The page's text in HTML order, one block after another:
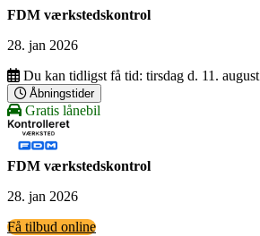
FDM værkstedskontrol
28. jan 2026
Du kan tidligst få tid: tirsdag d. 11. august
Åbningstider
Gratis lånebil
FDM værkstedskontrol
28. jan 2026
Få tilbud online